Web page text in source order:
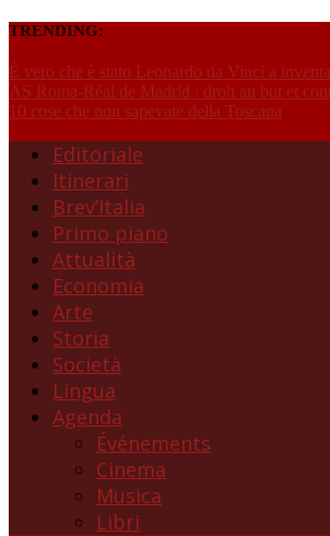
TRENDING:
È vero che è stato Leonardo da Vinci a
AS Roma-Réal de Madrid : droit au but et
10 cose che non sapevate della Toscana
Editoriale
Itinerari
Brev’Italia
Primo piano
Attualità
Economia
Arte
Storia
Società
Lingua
Agenda
Événements
Cinema
Musica
Libri